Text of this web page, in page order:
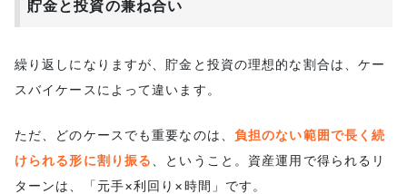
貯金と投資の兼ね合い
繰り返しになりますが、貯金と投資の理想的な割合は、ケー
スバイケースによって違います。
ただ、どのケースでも重要なのは、 負担のない範囲で長く続
けられる形に割り振る
、ということ。資産運用で得られるリ
ターンは、「元手×利回り×時間」です。